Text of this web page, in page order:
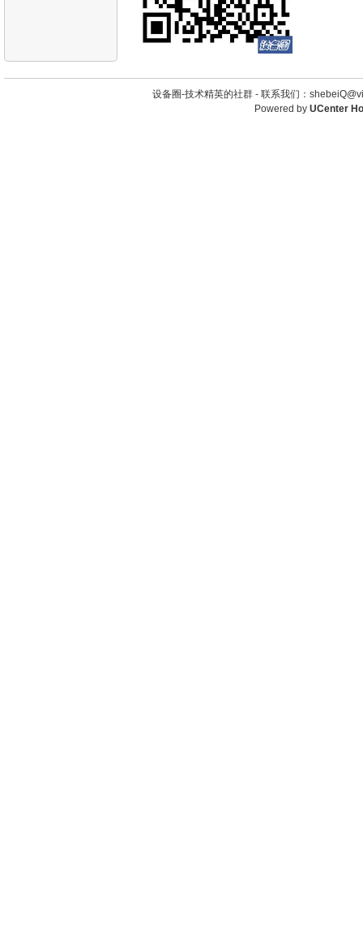
设备圈-技术精英的社群 - 联系我们：
Powered by UCenter